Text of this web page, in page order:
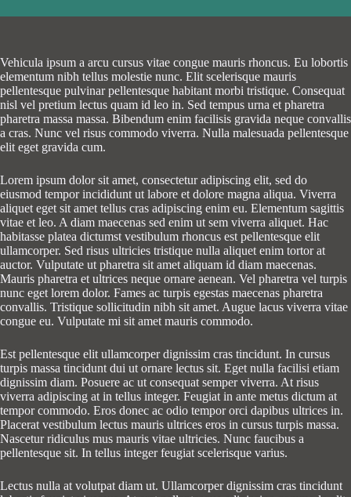
Vehicula ipsum a arcu cursus vitae congue mauris rhoncus. Eu lobortis
elementum nibh tellus molestie nunc. Elit scelerisque mauris
pellentesque pulvinar pellentesque habitant morbi tristique. Consequat
nisl vel pretium lectus quam id leo in. Sed tempus urna et pharetra
pharetra massa massa. Bibendum enim facilisis gravida neque convallis
a cras. Nunc vel risus commodo viverra. Nulla malesuada pellentesque
elit eget gravida cum.
Lorem ipsum dolor sit amet, consectetur adipiscing elit, sed do
eiusmod tempor incididunt ut labore et dolore magna aliqua. Viverra
aliquet eget sit amet tellus cras adipiscing enim eu. Elementum sagittis
vitae et leo. A diam maecenas sed enim ut sem viverra aliquet. Hac
habitasse platea dictumst vestibulum rhoncus est pellentesque elit
ullamcorper. Sed risus ultricies tristique nulla aliquet enim tortor at
auctor. Vulputate ut pharetra sit amet aliquam id diam maecenas.
Mauris pharetra et ultrices neque ornare aenean. Vel pharetra vel turpis
nunc eget lorem dolor. Fames ac turpis egestas maecenas pharetra
convallis. Tristique sollicitudin nibh sit amet. Augue lacus viverra vitae
congue eu. Vulputate mi sit amet mauris commodo.
Est pellentesque elit ullamcorper dignissim cras tincidunt. In cursus
turpis massa tincidunt dui ut ornare lectus sit. Eget nulla facilisi etiam
dignissim diam. Posuere ac ut consequat semper viverra. At risus
viverra adipiscing at in tellus integer. Feugiat in ante metus dictum at
tempor commodo. Eros donec ac odio tempor orci dapibus ultrices in.
Placerat vestibulum lectus mauris ultrices eros in cursus turpis massa.
Nascetur ridiculus mus mauris vitae ultricies. Nunc faucibus a
pellentesque sit. In tellus integer feugiat scelerisque varius.
Lectus nulla at volutpat diam ut. Ullamcorper dignissim cras tincidunt